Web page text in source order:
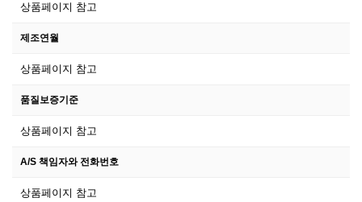
상품페이지 참고
제조연월
상품페이지 참고
품질보증기준
상품페이지 참고
A/S 책임자와 전화번호
상품페이지 참고